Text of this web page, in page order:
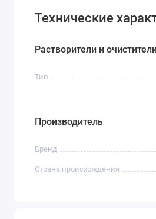
Технические
Растворители и
Тип
Производитель
Бренд
Страна происхождения